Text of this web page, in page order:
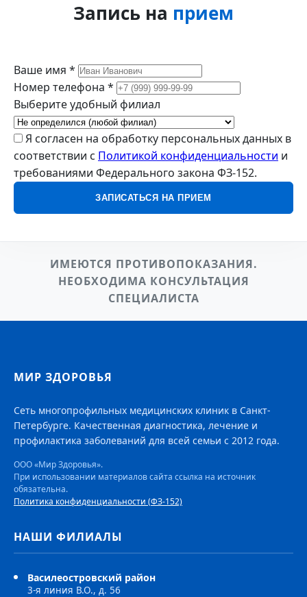
Запись на прием
Ваше имя *
Номер телефона *
Выберите удобный филиал
Я согласен на обработку персональных данных в
соответствии с Политикой конфиденциальности и
требованиями Федерального закона ФЗ-152.
ЗАПИСАТЬСЯ НА ПРИЕМ
ИМЕЮТСЯ ПРОТИВОПОКАЗАНИЯ.
НЕОБХОДИМА КОНСУЛЬТАЦИЯ
СПЕЦИАЛИСТА
МИР ЗДОРОВЬЯ
Сеть многопрофильных медицинских клиник в Санкт-
Петербурге. Качественная диагностика, лечение и
профилактика заболеваний для всей семьи с 2012 года.
ООО «Мир Здоровья».
При использовании материалов сайта ссылка на источник
обязательна.
Политика конфиденциальности (ФЗ-152)
НАШИ ФИЛИАЛЫ
Василеостровский район
3-я линия В.О., д. 56